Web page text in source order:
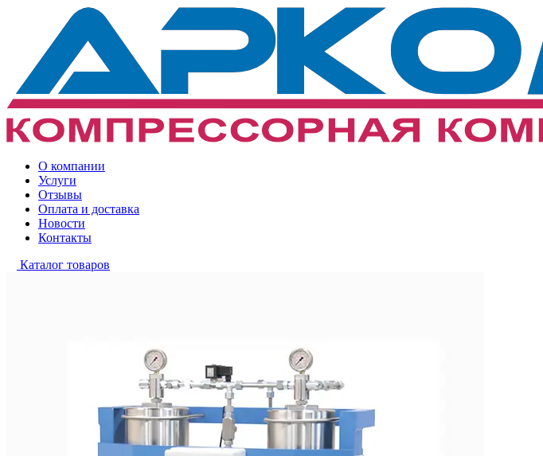
О компании
Услуги
Отзывы
Оплата и доставка
Новости
Контакты
Каталог товаров